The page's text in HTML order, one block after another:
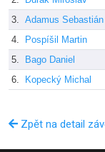
3. Adamus Sebastián
4.
Pospíšil Martin
5.
Bago Daniel
6.
Kopecký Michal
Zpět na detail